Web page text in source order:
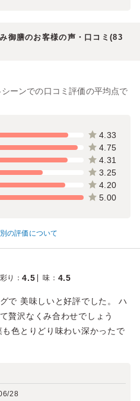
御膳のお客様の声・口コミ(83
ーンでの口コミ評価の平均点で
4.33
4.75
4.31
3.25
4.20
5.00
の評価について
彩り ：4.5 味 ： 4.5
で 美味しいと好評でした。 ハ
贅沢なくみ合わせでしょう
色とりどり味わい深かったで
28